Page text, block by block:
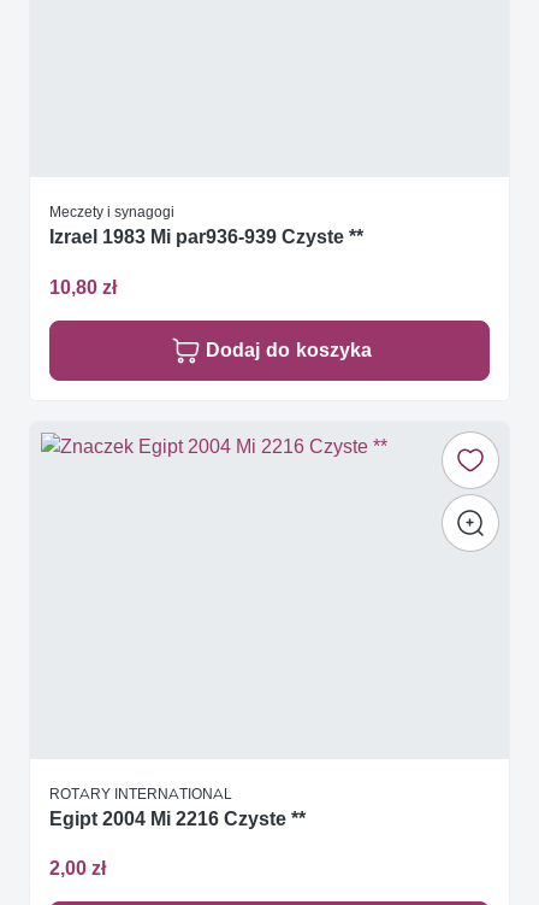
Meczety i synagogi
Izrael 1983 Mi par936-939 Czyste **
10,80 zł
Dodaj do koszyka
ROTARY INTERNATIONAL
Egipt 2004 Mi 2216 Czyste **
2,00 zł